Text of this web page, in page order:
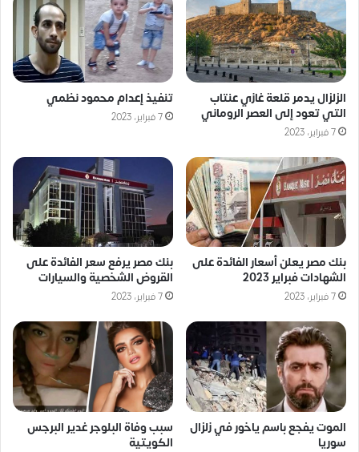
الزلزال يدمر قلعة غازي عنتاب
التي تعود إلى العصر الروماني
7 فبراير، 2023
تنفيذ إعدام محمود نظمي
7 فبراير، 2023
بنك مصر يعلن أسعار الفائدة على
الشهادات فبراير 2023
7 فبراير، 2023
بنك مصر يرفع سعر الفائدة على
القروض الشخصية والسيارات
7 فبراير، 2023
الموت يفجع باسم ياخور في زلزال
سوريا
سبب وفاة البلوجر غدير البرجس
الكويتية